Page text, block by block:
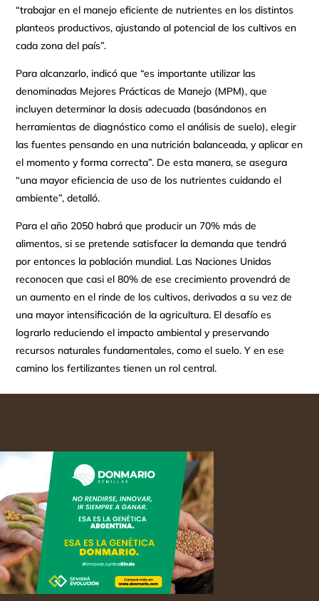
“trabajar en el manejo eficiente de nutrientes en los distintos
planteos productivos, ajustando al potencial de los cultivos en
cada zona del país”.
Para alcanzarlo, indicó que “es importante utilizar las
denominadas Mejores Prácticas de Manejo (MPM), que
incluyen determinar la dosis adecuada (basándonos en
herramientas de diagnóstico como el análisis de suelo), elegir
las fuentes pensando en una nutrición balanceada, y aplicar en
el momento y forma correcta”. De esta manera, se asegura
“una mayor eficiencia de uso de los nutrientes cuidando el
ambiente”, detalló.
Para el año 2050 habrá que producir un 70% más de
alimentos, si se pretende satisfacer la demanda que tendrá
por entonces la población mundial. Las Naciones Unidas
reconocen que casi el 80% de ese crecimiento provendrá de
un aumento en el rinde de los cultivos, derivados a su vez de
una mayor intensificación de la agricultura. El desafío es
lograrlo reduciendo el impacto ambiental y preservando
recursos naturales fundamentales, como el suelo. Y en ese
camino los fertilizantes tienen un rol central.